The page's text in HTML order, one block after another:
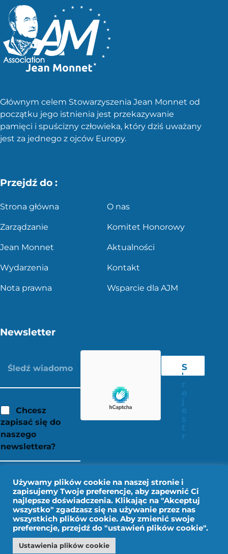
Głównym celem Stowarzyszenia Jean Monnet od
początku jego istnienia jest przekazywanie
pamięci i spuścizny człowieka, który dziś uważany
jest za jednego z ojców Europy.
Przejdź do :
Strona główna O nas
Zarządzanie Komitet Honorowy
Jean Monnet Aktualności
Wydarzenia Kontakt
Nota prawna Wsparcie dla AJM
Newsletter
Chcesz
zapisać się do
naszego
newslettera?
S
'
Nota prawna
Używamy plików cookie na naszej stronie i
zapisujemy Twoje preferencje, aby zapewnić Ci
najlepsze doświadczenia. Klikając na "Akceptuj
wszystko" zgadzasz się na używanie przez nas
wszystkich plików cookie. Aby zmienić swoje
preferencje, przejdź do "ustawień plików cookie".
Ustawienia plików cookie